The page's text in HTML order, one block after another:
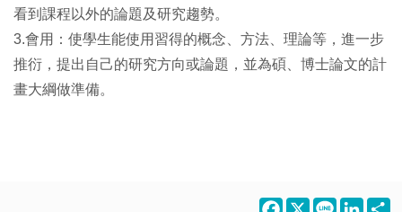
看到課程以外的論題及研究趨勢。
3.會用：使學生能使用習得的概念、方法、理論等，進一步
推衍，提出自己的研究方向或論題，並為碩、博士論文的計
畫大綱做準備。
Facebook
X Line